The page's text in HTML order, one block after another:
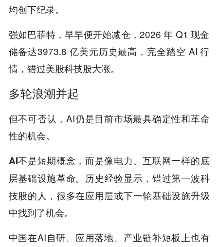
均创下纪录。
强如巴菲特，早早便开始减仓，2026 年 Q1 现金
储备达3973.8 亿美元历史最高，完全踏空 AI 行
情，错过美股科技股大涨。
多轮浪潮并起
但不可否认，AI仍是目前市场最具确定性和革命
性的机会。
AI不是短期概念，而是像电力、互联网一样的底
层基础设施革命。 历史经验显示，错过第一波科
技股的人，很多在应用层或下一轮基础设施升级
中找到了机会。
中国在AI自研、应用落地、产业链补短板上也有